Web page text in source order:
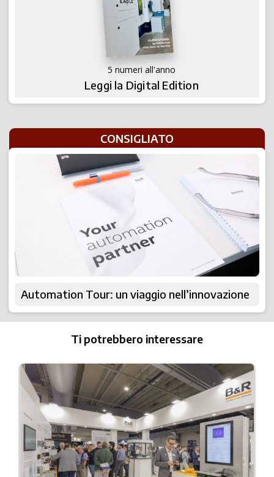
5 numeri all'anno
Leggi la Digital Edition
CONSIGLIATO
Automation Tour: un viaggio nell’innovazione
Ti potrebbero interessare